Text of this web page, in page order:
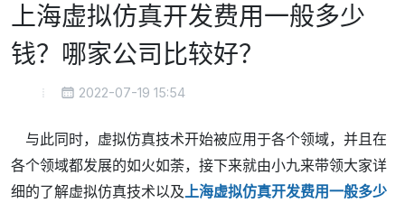
上海虚拟仿真开发费用一般多少
钱？哪家公司比较好？
2022-07-19 15:54
与此同时，虚拟仿真技术开始被应用于各个领域，并且在
各个领域都发展的如火如荼，接下来就由小九来带领大家详
细的了解虚拟仿真技术以及 上海虚拟仿真开发费用一般多少